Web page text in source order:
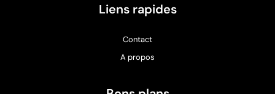
Liens rapides
Contact
A propos